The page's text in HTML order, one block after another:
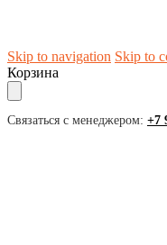
Skip to navigation Skip to
Корзина
Связаться с менеджером: +7